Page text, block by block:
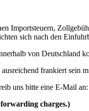
Importsteuern,
sich nach den
von Deutschland
frankiert sein
uns bitte eine E-Mail an:
charges.)